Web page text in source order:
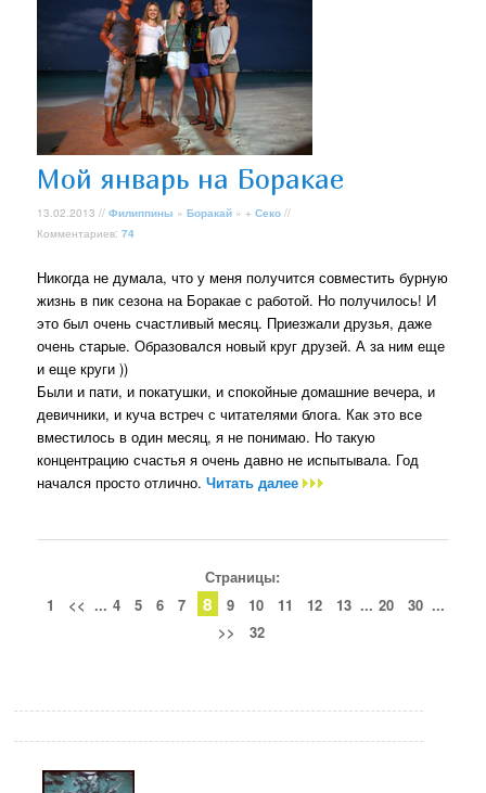
Мой январь на Боракае
13.02.2013 //Филиппины »Боракай » +Секо //
Комментариев:74
Никогда не думала, что у меня получится совместить бурную
жизнь в пик сезона на Боракае с работой. Но получилось! И
это был очень счастливый месяц. Приезжали друзья, даже
очень старые. Образовался новый круг друзей. А за ним еще
и еще круги ))
Были и пати, и покатушки, и спокойные домашние вечера, и
девичники, и куча встреч с читателями блога. Как это все
вместилось в один месяц, я не понимаю. Но такую
концентрацию счастья я очень давно не испытывала. Год
начался просто отлично.Читать далее
Страницы:
1
<< ... 4 5 6 7 8 9 10 11 12 13 ... 20 30 ...
>>
32